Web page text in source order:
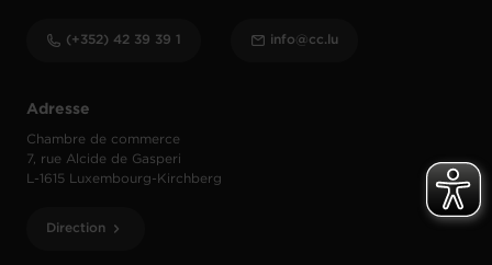
Adresse
Chambre de commerce
7, rue Alcide de Gasperi
L-1615 Luxembourg-Kirchberg
Direction
(+352) 42 39 39 1 info@cc.lu